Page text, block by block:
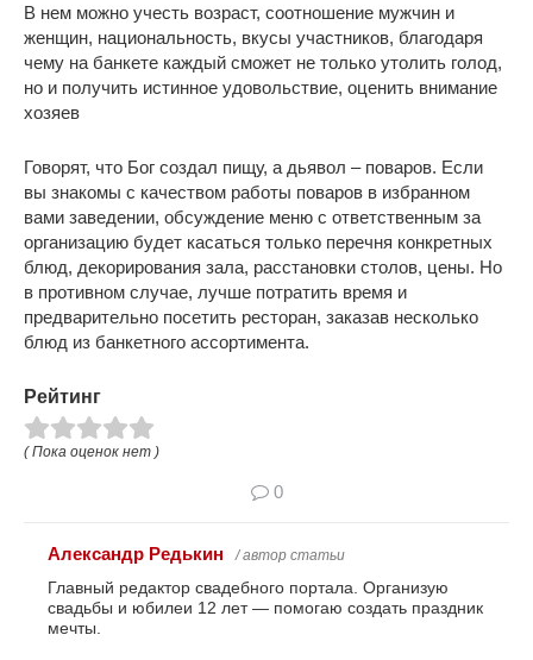
В нем можно учесть возраст, соотношение мужчин и
женщин, национальность, вкусы участников, благодаря
чему на банкете каждый сможет не только утолить голод,
но и получить истинное удовольствие, оценить внимание
хозяев
Говорят, что Бог создал пищу, а дьявол – поваров. Если
вы знакомы с качеством работы поваров в избранном
вами заведении, обсуждение меню с ответственным за
организацию будет касаться только перечня конкретных
блюд, декорирования зала, расстановки столов, цены. Но
в противном случае, лучше потратить время и
предварительно посетить ресторан, заказав несколько
блюд из банкетного ассортимента.
Рейтинг
( Пока оценок нет )
0
Александр Редькин / автор статьи
Главный редактор свадебного портала. Организую
свадьбы и юбилеи 12 лет — помогаю создать праздник
мечты.